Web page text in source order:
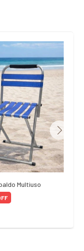
Multiuso